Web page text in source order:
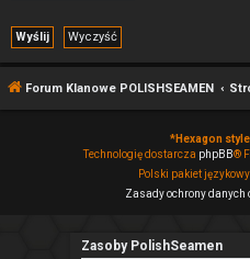
Forum Klanowe POLISHSEAMEN
*Hexagon
Technologię dostarcza phpBB®
Polski pakiet
Zasady ochrony danych
Zasoby PolishSeamen